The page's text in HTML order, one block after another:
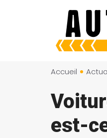
Accueil
est-